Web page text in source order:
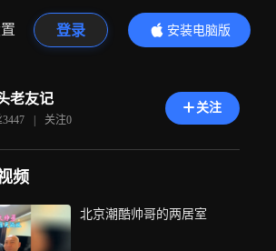
登录
安装电脑版
内容更精彩
老友记
3447 | 关注0
关注
频
北京潮酷帅哥的两居室